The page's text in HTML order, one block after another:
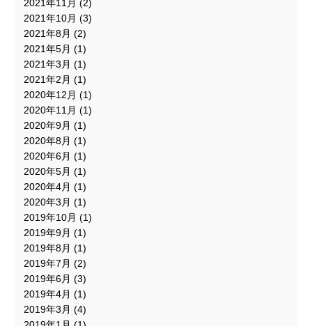
2021年11月 (2)
2021年10月 (3)
2021年8月 (2)
2021年5月 (1)
2021年3月 (1)
2021年2月 (1)
2020年12月 (1)
2020年11月 (1)
2020年9月 (1)
2020年8月 (1)
2020年6月 (1)
2020年5月 (1)
2020年4月 (1)
2020年3月 (1)
2019年10月 (1)
2019年9月 (1)
2019年8月 (1)
2019年7月 (2)
2019年6月 (3)
2019年4月 (1)
2019年3月 (4)